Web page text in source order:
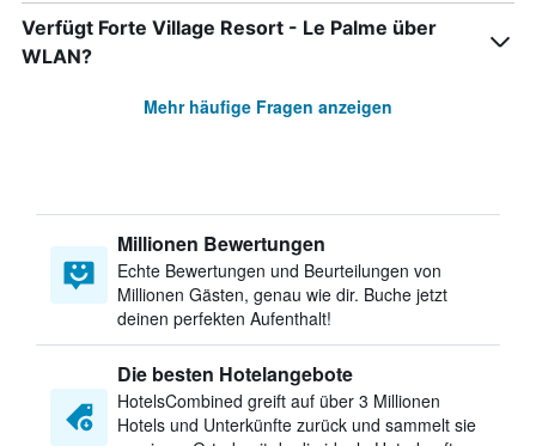
Verfügt Forte Village Resort - Le Palme über
WLAN?
Mehr häufige Fragen anzeigen
Millionen Bewertungen
Echte Bewertungen und Beurteilungen von
Millionen Gästen, genau wie dir. Buche jetzt
deinen perfekten Aufenthalt!
Die besten Hotelangebote
HotelsCombined greift auf über 3 Millionen
Hotels und Unterkünfte zurück und sammelt sie